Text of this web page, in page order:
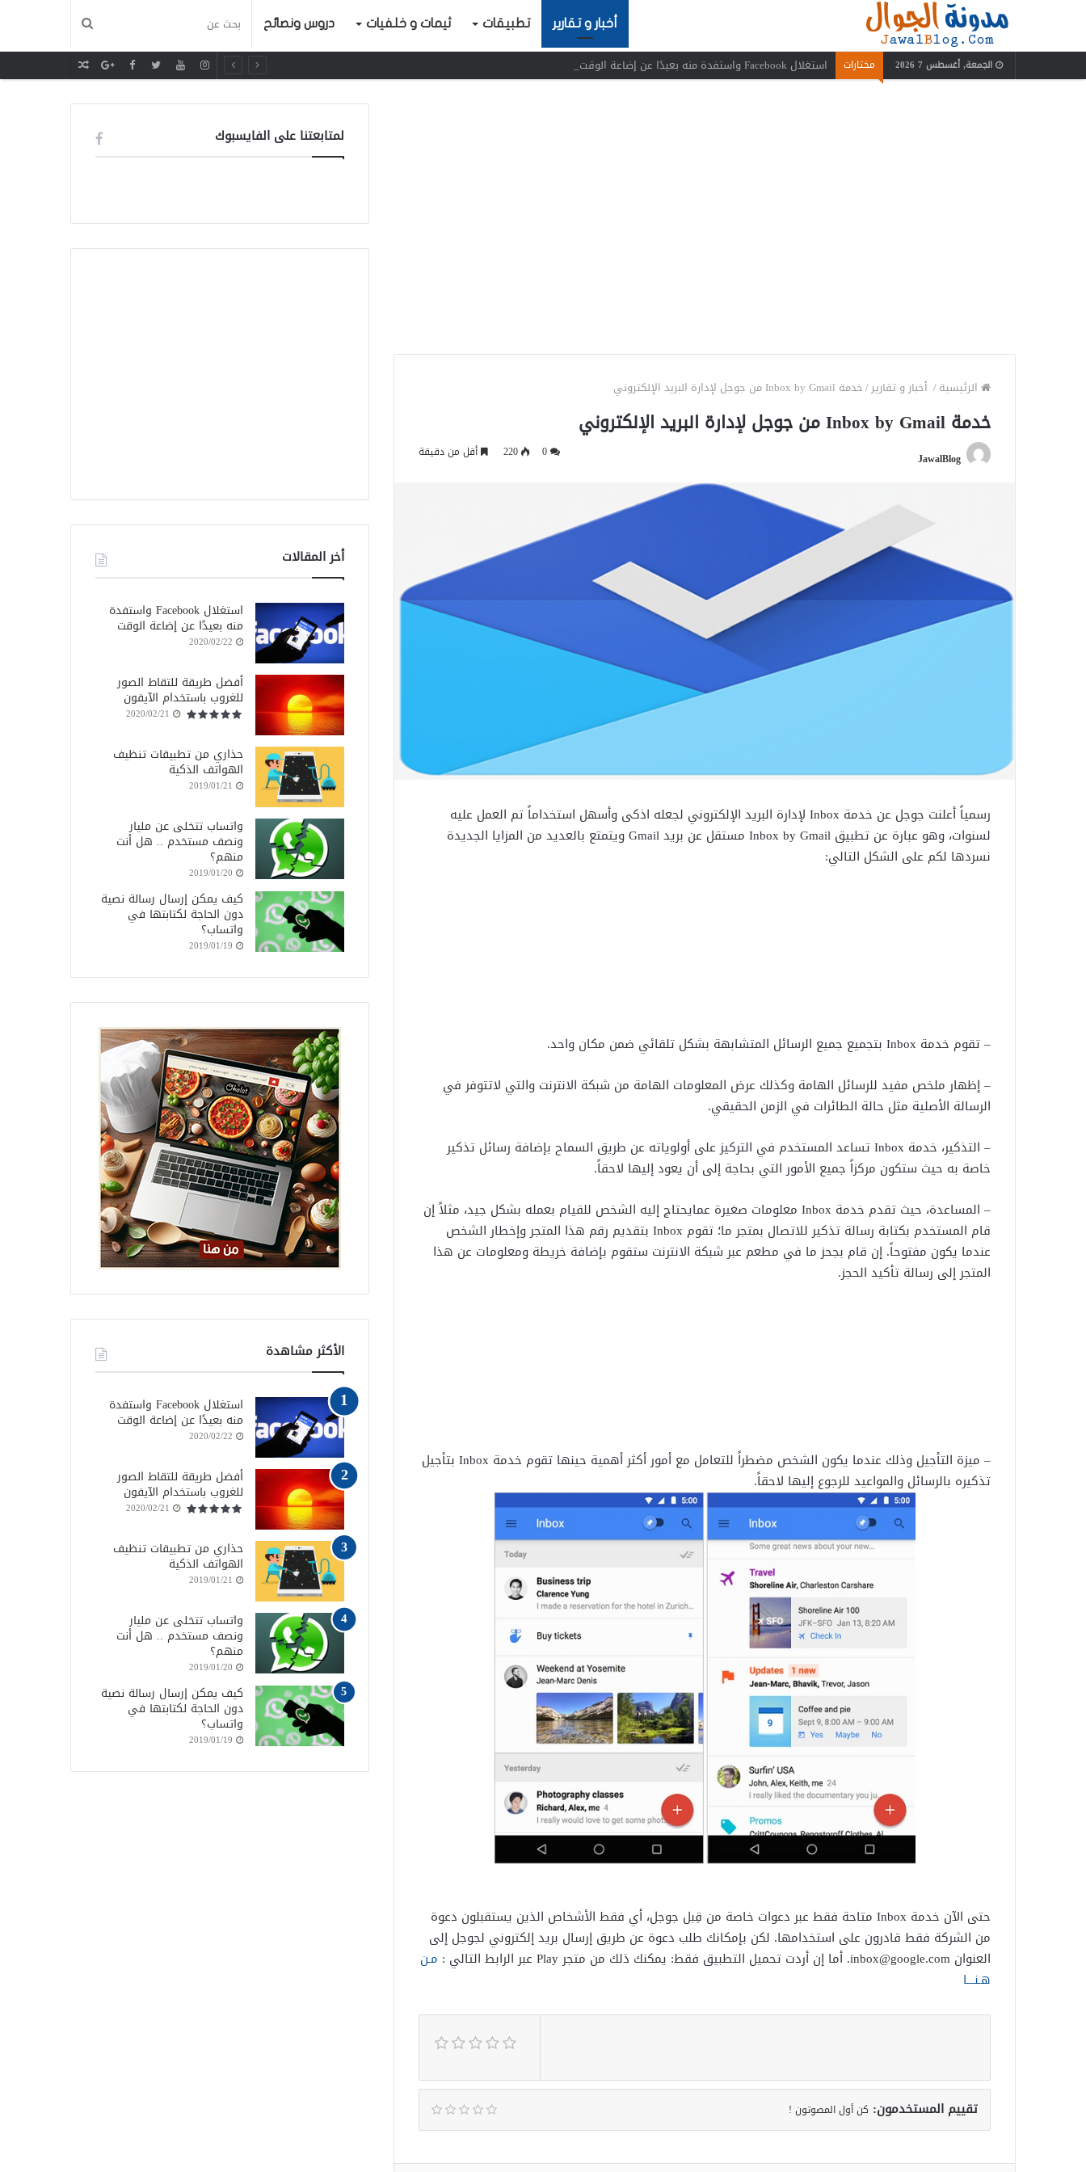
أخبار و تقارير تطبيقات ثيمات و خلفيات دروس ونصائح
الجمعة, أغسطس 7 2026 مختارات استغلال Facebook واستفدة منه بعيدًا عن إضاعة الوقت
مقال
الرئيسية/ أخبار و تقارير/خدمة Inbox by Gmail من جوجل لإدارة البريد الإلكتروني
خدمة Inbox by Gmail من جوجل لإدارة البريد الإلكتروني
JawalBlog
220 أقل من دقيقة
رسمياً أعلنت جوجل عن خدمة Inbox لإدارة البريد الإلكتروني لجعله اذكى وأسهل استخداماً تم العمل عليه
لسنوات، وهو عبارة عن تطبيق Inbox by Gmail مستقل عن بريد Gmail ويتمتع بالعديد من المزايا الجديدة
نسردها لكم على الشكل التالي:
– تقوم خدمة Inbox بتجميع جميع الرسائل المتشابهة بشكل تلقائي ضمن مكان واحد.
– إظهار ملخص مفيد للرسائل الهامة وكذلك عرض المعلومات الهامة من شبكة الانترنت والتي لاتتوفر في
الرسالة الأصلية مثل حالة الطائرات في الزمن الحقيقي.
– التذكير، خدمة Inbox تساعد المستخدم في التركيز على أولوياته عن طريق السماح بإضافة رسائل تذكير
خاصة به حيث ستكون مركزاً جميع الأمور التي بحاجة إلى أن يعود إليها لاحقاً.
– المساعدة، حيث تقدم خدمة Inbox معلومات صغيرة عمايحتاج إليه الشخص للقيام بعمله بشكل جيد، مثلاً إن
قام المستخدم بكتابة رسالة تذكير للاتصال بمتجر ما؛ تقوم Inbox بتقديم رقم هذا المتجر وإخطار الشخص
عندما يكون مفتوحاً. إن قام بجحز ما في مطعم عبر شبكة الانترنت ستقوم بإضافة خريطة ومعلومات عن هذا
المتجر إلى رسالة تأكيد الحجز.
– ميزة التأجيل وذلك عندما يكون الشخص مضطراً للتعامل مع أمور أكثر أهمية حينها تقوم خدمة Inbox بتأجيل
تذكيره بالرسائل والمواعيد للرجوع إليها لاحقاً.
حتى الآن خدمة Inbox متاحة فقط عبر دعوات خاصة من قِبل جوجل، أي فقط الأشخاص الذين يستقبلون دعوة
من الشركة فقط قادرون على استخدامها. لكن بإمكانك طلب دعوة عن طريق إرسال بريد إلكتروني لجوجل إلى
العنوان inbox@google.com. أما إن أردت تحميل التطبيق فقط: يمكنك ذلك من متجر Play عبر الرابط التالي :
مـن
هـنـــا
تقييم المستخدمون: كن أول المصوتون !
لمتابعتنا على الفايسبوك
أخر المقالات
استغلال Facebook واستفدة
منه بعيدًا عن إضاعة الوقت
2020/02/22
أفضل طريقة للتقاط الصور
للغروب باستخدام الآيفون
2020/02/21
حذاري من تطبيقات تنظيف
الهواتف الذكية
2019/01/21
واتساب تتخلى عن مليار
ونصف مستخدم .. هل أنت
منهم؟
2019/01/20
كيف يمكن إرسال رسالة نصية
دون الحاجة لكتابتها في
واتساب؟
2019/01/19
الأكثر مشاهدة
استغلال Facebook واستفدة
منه بعيدًا عن إضاعة الوقت
2020/02/22
أفضل طريقة للتقاط الصور
للغروب باستخدام الآيفون
2020/02/21
حذاري من تطبيقات تنظيف
الهواتف الذكية
2019/01/21
واتساب تتخلى عن مليار
ونصف مستخدم .. هل أنت
منهم؟
2019/01/20
كيف يمكن إرسال رسالة نصية
دون الحاجة لكتابتها في
واتساب؟
2019/01/19